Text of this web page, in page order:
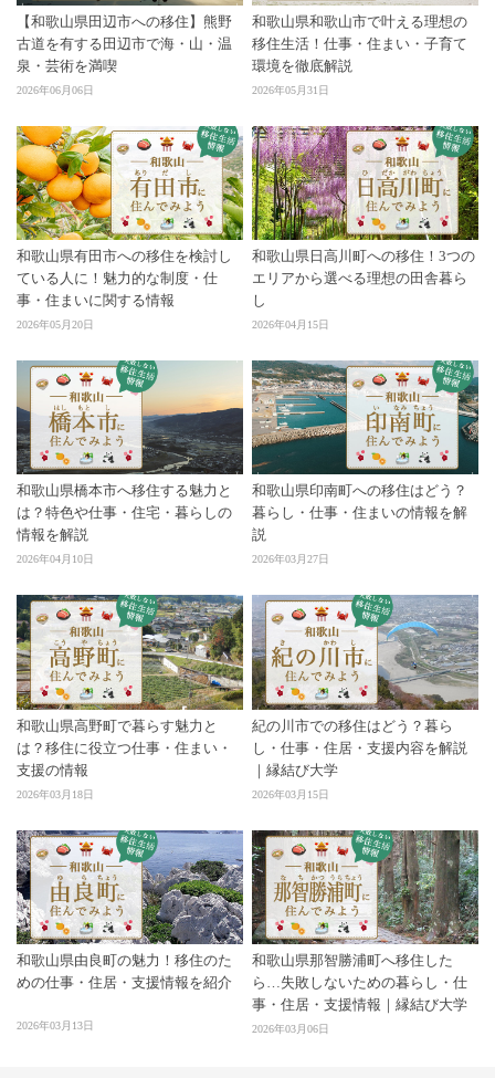
【和歌山県田辺市への移住】熊野
古道を有する田辺市で海・山・温
泉・芸術を満喫
2026年06月06日
和歌山県和歌山市で叶える理想の
移住生活！仕事・住まい・子育て
環境を徹底解説
2026年05月31日
和歌山県有田市への移住を検討し
ている人に！魅力的な制度・仕
事・住まいに関する情報
2026年05月20日
和歌山県日高川町への移住！3つの
エリアから選べる理想の田舎暮ら
し
2026年04月15日
和歌山県橋本市へ移住する魅力と
は？特色や仕事・住宅・暮らしの
情報を解説
2026年04月10日
和歌山県印南町への移住はどう？
暮らし・仕事・住まいの情報を解
説
2026年03月27日
和歌山県高野町で暮らす魅力と
は？移住に役立つ仕事・住まい・
支援の情報
2026年03月18日
紀の川市での移住はどう？暮ら
し・仕事・住居・支援内容を解説
｜縁結び大学
2026年03月15日
和歌山県由良町の魅力！移住のた
めの仕事・住居・支援情報を紹介
2026年03月13日
和歌山県那智勝浦町へ移住した
ら…失敗しないための暮らし・仕
事・住居・支援情報｜縁結び大学
2026年03月06日